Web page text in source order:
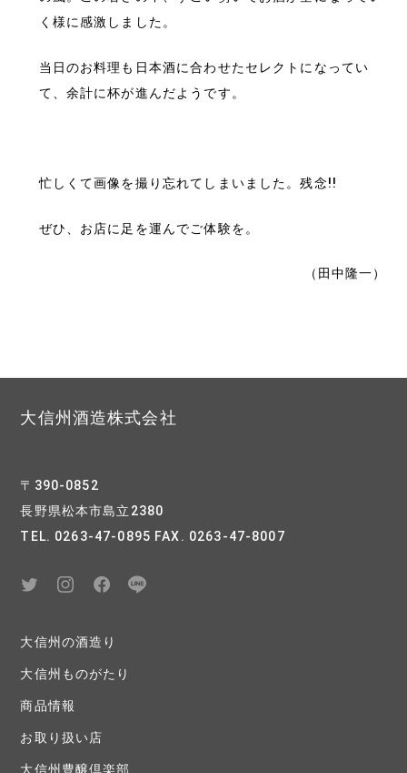
く様に感激しました。
当日のお料理も日本酒に合わせたセレクトになってい
て、余計に杯が進んだようです。
忙しくて画像を撮り忘れてしまいました。残念!!
ぜひ、お店に足を運んでご体験を。
（田中隆一）
大信州酒造株式会社
〒390-0852
長野県松本市島立2380
TEL. 0263-47-0895 FAX. 0263-47-8007
大信州の酒造り
大信州ものがたり
商品情報
お取り扱い店
大信州豊醸倶楽部